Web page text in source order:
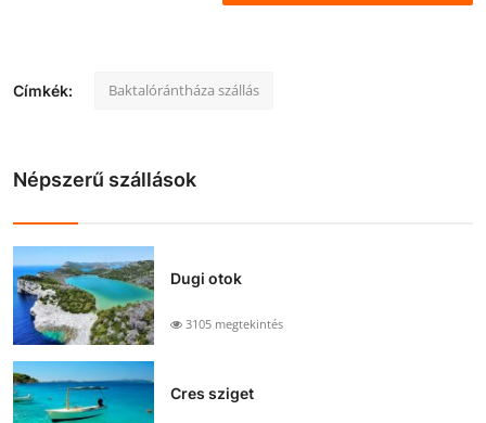
Címkék: Baktalórántháza szállás
Népszerű szállások
Dugi otok
3105 megtekintés
Cres sziget